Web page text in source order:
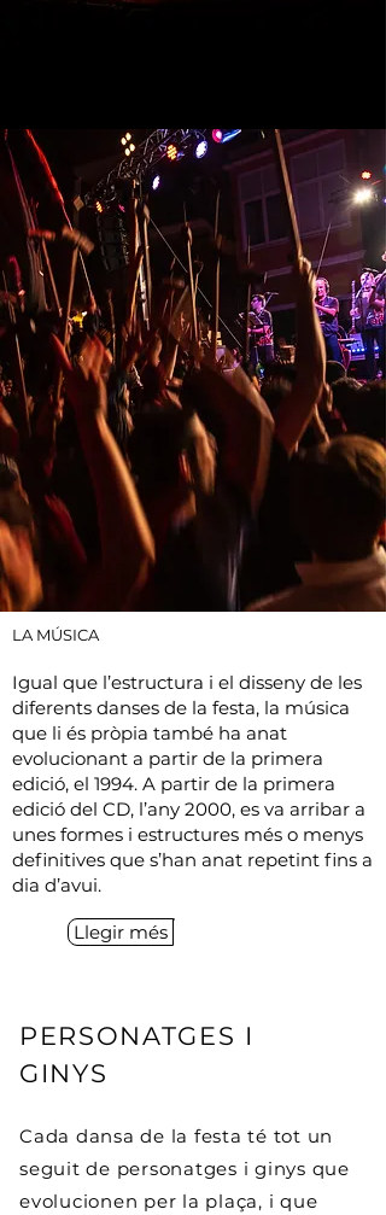
LA MÚSICA
Igual que l’estructura i el disseny de les
diferents danses de la festa, la música
que li és pròpia també ha anat
evolucionant a partir de la primera
edició, el 1994. A partir de la primera
edició del CD, l’any 2000, es va arribar a
unes formes i estructures més o menys
definitives que s’han anat repetint fins a
dia d’avui.
Llegir més
PERSONATGES I
GINYS
Cada dansa de la festa té tot un
seguit de personatges i ginys que
evolucionen per la plaça, i que